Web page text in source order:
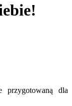
przygotowaną dla